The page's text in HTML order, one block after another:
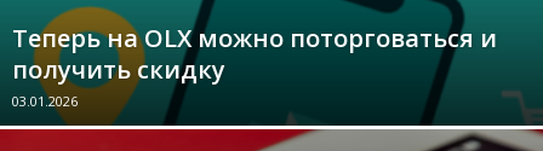
Теперь на OLX можно поторговаться и
получить скидку
03.01.2026